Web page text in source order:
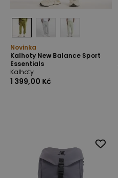
Novinka
Kalhoty New Balance Sport
Essentials
Kalhoty
1 399,00 Kč